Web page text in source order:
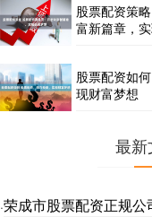
股票配资策
富新篇章，
股票配资如
现财富梦想
最
·荣成市股票配资正规